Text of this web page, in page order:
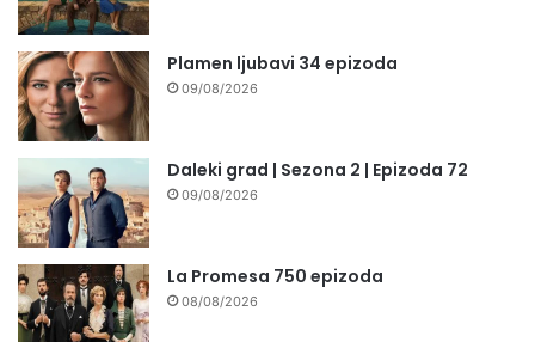
Plamen ljubavi 34 epizoda
09/08/2026
Daleki grad | Sezona 2 | Epizoda 72
09/08/2026
La Promesa 750 epizoda
08/08/2026